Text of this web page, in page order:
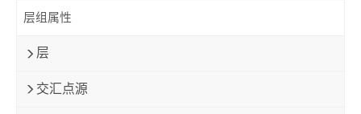
层组属性
层
交汇点源